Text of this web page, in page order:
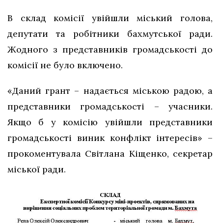
В склад комісії увійшли міський голова,
депутати та робітники бахмутської ради.
Жодного з представників громадськості до
комісії не було включено.
«Даний грант – надається міською радою, а
представники громадськості – учасники.
Якщо б у комісію увійшли представники
громадськості виник конфлікт інтересів» –
прокоментувала Світлана Кіщенко, секретар
міської ради.